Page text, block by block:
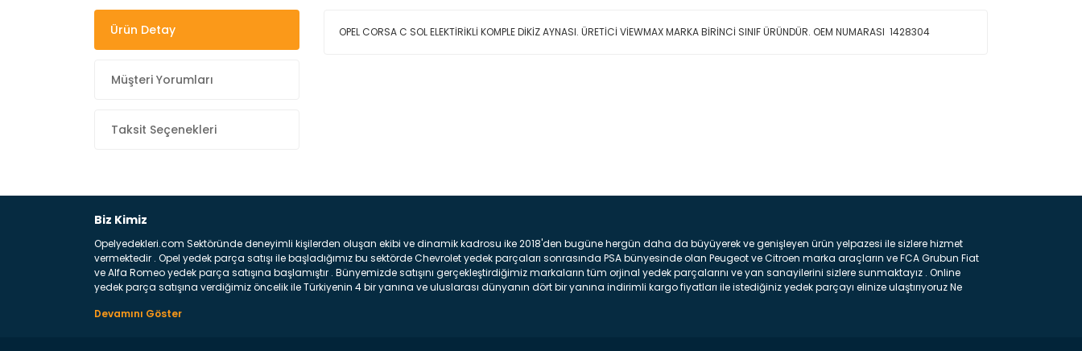
Ürün Detay
Müşteri Yorumları
Taksit Seçenekleri
OPEL CORSA C SOL ELEKTİRİKLİ KOMPLE DİKİZ AYNASI. ÜRETİCİ VİEWMAX MARKA BİRİNCİ SINIF ÜRÜNDÜR. OEM NUMARASI 1428304
Biz Kimiz
Opelyedekleri.com Sektöründe deneyimli kişilerden oluşan ekibi ve dinamik kadrosu ike 2018'den bugüne hergün daha da büyüyerek ve genişleyen ürün yelpazesi ile sizlere hizmet
vermektedir . Opel yedek parça satışı ile başladığımız bu sektörde Chevrolet yedek parçaları sonrasında PSA bünyesinde olan Peugeot ve Citroen marka araçların ve FCA Grubun Fiat
ve Alfa Romeo yedek parça satışına başlamıştır . Bünyemizde satışını gerçekleştirdiğimiz markaların tüm orjinal yedek parçalarını ve yan sanayilerini sizlere sunmaktayız . Online
yedek parça satışına verdiğimiz öncelik ile Türkiyenin 4 bir yanına ve uluslarası dünyanın dört bir yanına indirimli kargo fiyatları ile istediğiniz yedek parçayı elinize ulaştırıyoruz Ne
belirttiğimiz parçalar sizlere fikir sağlayacaktır. Ön Tampon : Aracınızın ön kısmında bulunan plastik darbe emici amacı ile yapılmış olan kaporta aksam parçasıdır. Çamurluk :